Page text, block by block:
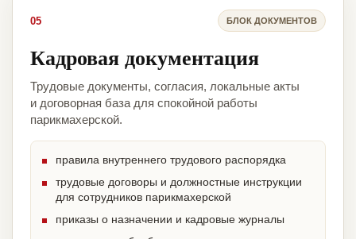
05 БЛОК ДОКУМЕНТОВ
Кадровая документация
Трудовые документы, согласия, локальные акты
и договорная база для спокойной работы
парикмахерской.
правила внутреннего трудового распорядка
трудовые договоры и должностные инструкции
для сотрудников парикмахерской
приказы о назначении и кадровые журналы